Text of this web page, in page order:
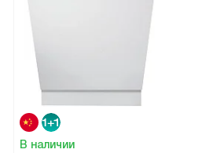
В наличии